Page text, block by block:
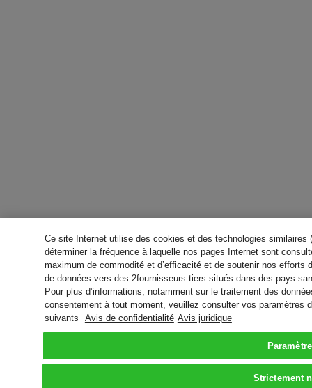
Ce site Internet utilise des cookies et des technologies
déterminer la fréquence à laquelle nos pages Internet sont
maximum de commodité et d’efficacité et de soutenir nos
de données vers des 2fournisseurs tiers situés dans des pays
Pour plus d’informations, notamment sur le traitement des
consentement à tout moment, veuillez consulter vos paramètres
suivants
Avis de confidentialité Avis juridique
Strictement